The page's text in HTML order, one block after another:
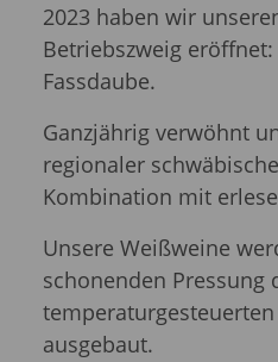
2023 haben wir
Betriebszweig
Fassdaube.
Ganzjährig verwöhnt
regionaler
Kombination mit
Unsere Weißweine
schonenden Pressung
ausgebaut.